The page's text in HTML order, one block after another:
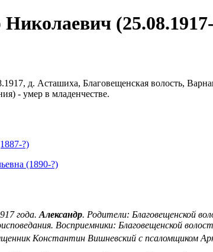
д. Асташиха, Благовещенская волость,
- умер в младенчестве.
?)
(1890-?)
года. Александр. Родители: Благовещенской
Восприемники: Благовещенской
Константин Вишневский с псаломщиком